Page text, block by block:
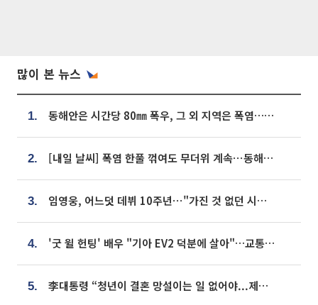
많이 본 뉴스
1. 동해안은 시간당 80㎜ 폭우, 그 외 지역은 폭염…‘극과 극 날씨’
2. [내일 날씨] 폭염 한풀 꺾여도 무더위 계속⋯동해안 이틀 연속 비
3. 임영웅, 어느덧 데뷔 10주년⋯"가진 것 없던 시절, 내 앞엔 20명의 팬뿐"
4. '굿 윌 헌팅' 배우 "기아 EV2 덕분에 살아"…교통사고 후 안전성 극찬
5. 李대통령 “청년이 결혼 망설이는 일 없어야...제도상 불이익 조사”